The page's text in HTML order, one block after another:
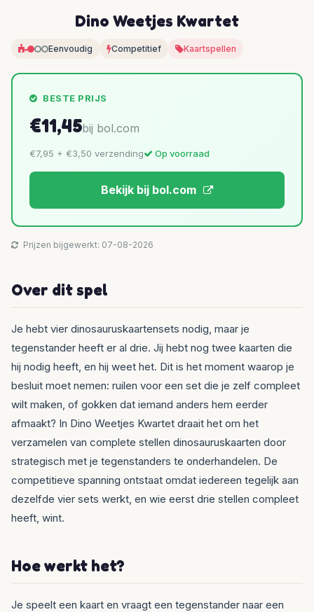
Dino Weetjes Kwartet
Eenvoudig Competitief Kaartspellen
BESTE PRIJS
€11,45bij bol.com
€7,95 + €3,50 verzending Op voorraad
Bekijk bij bol.com
Prijzen bijgewerkt: 07-08-2026
Over dit spel
Je hebt vier dinosauruskaartensets nodig, maar je
tegenstander heeft er al drie. Jij hebt nog twee kaarten die
hij nodig heeft, en hij weet het. Dit is het moment waarop je
besluit moet nemen: ruilen voor een set die je zelf compleet
wilt maken, of gokken dat iemand anders hem eerder
afmaakt? In Dino Weetjes Kwartet draait het om het
verzamelen van complete stellen dinosauruskaarten door
strategisch met je tegenstanders te onderhandelen. De
competitieve spanning ontstaat omdat iedereen tegelijk aan
dezelfde vier sets werkt, en wie eerst drie stellen compleet
heeft, wint.
Hoe werkt het?
Je speelt een kaart en vraagt een tegenstander naar een